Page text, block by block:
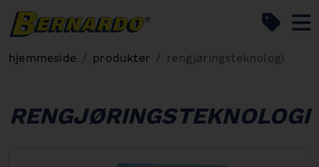
hjemmeside produkter rengjøringsteknologi
RENGJØRINGSTEKNOLOGI